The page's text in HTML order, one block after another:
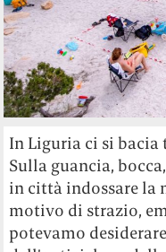
In Liguria ci si bacia
Sulla guancia,
in città indossare la
motivo di strazio,
potevamo